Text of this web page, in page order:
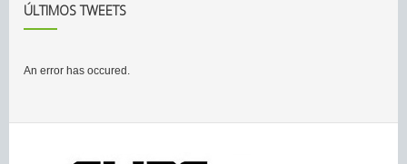
ÚLTIMOS TWEETS
An error has occured.